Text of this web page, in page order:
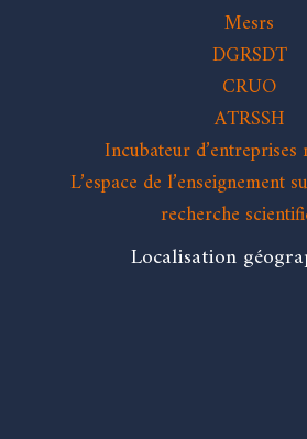
Mesrs
DGRSDT
CRUO
ATRSSH
Incubateur d’entreprises
L’espace de l’enseignement
recherche
Localisation